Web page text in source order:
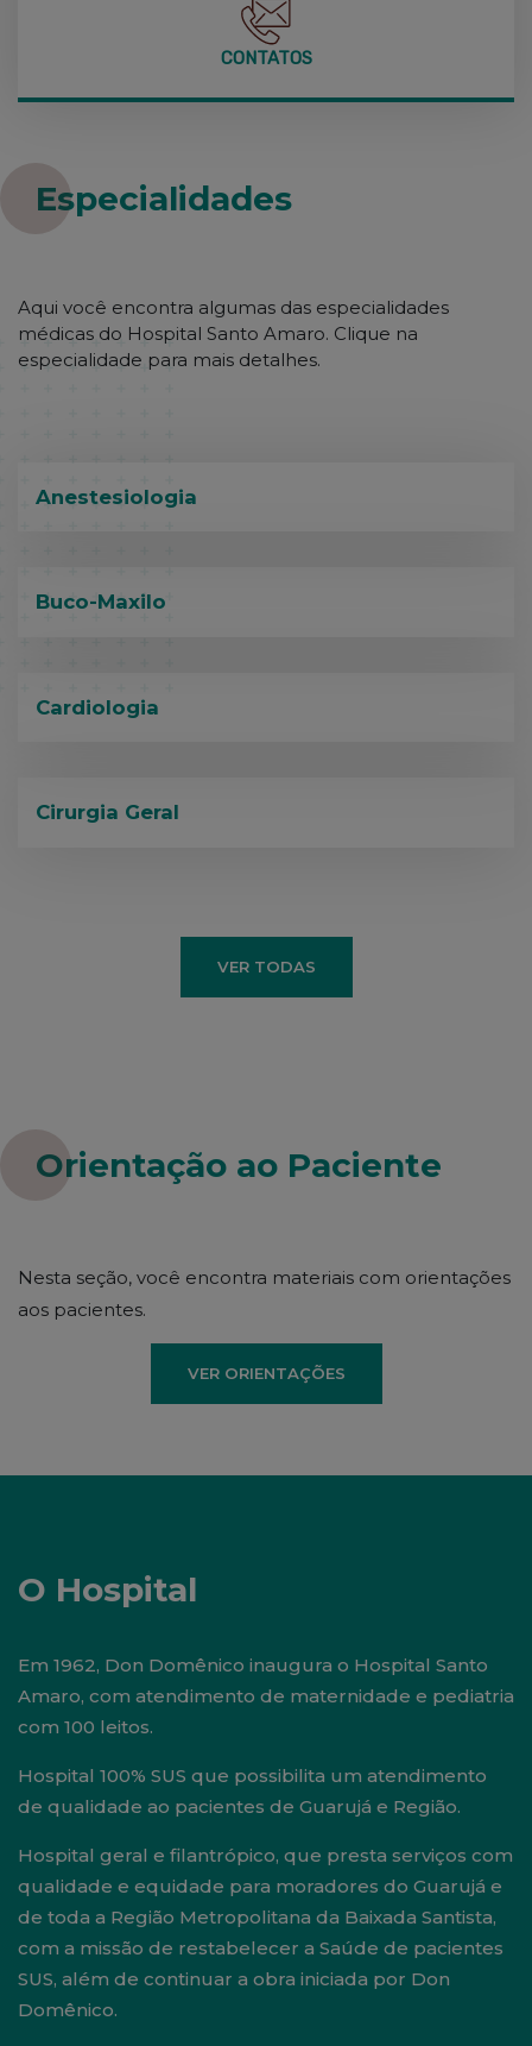
CONTATOS
Especialidades
Aqui você encontra algumas das especialidades
médicas do Hospital Santo Amaro. Clique na
especialidade para mais detalhes.
Anestesiologia
Buco-Maxilo
Cardiologia
Cirurgia Geral
VER TODAS
Orientação ao Paciente
Nesta seção, você encontra materiais com orientações
aos pacientes.
VER ORIENTAÇÕES
O Hospital
Em 1962, Don Domênico inaugura o Hospital Santo
Amaro, com atendimento de maternidade e pediatria
com 100 leitos.
Hospital 100% SUS que possibilita um atendimento
de qualidade ao pacientes de Guarujá e Região.
Hospital geral e filantrópico, que presta serviços com
qualidade e equidade para moradores do Guarujá e
de toda a Região Metropolitana da Baixada Santista,
com a missão de restabelecer a Saúde de pacientes
SUS, além de continuar a obra iniciada por Don
Domênico.